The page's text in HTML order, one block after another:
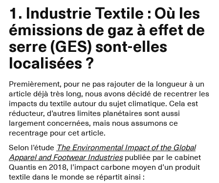
1. Industrie Textile : Où les
émissions de gaz à effet de
serre (GES) sont-elles
localisées ?
Premièrement, pour ne pas rajouter de la longueur à un
article déjà très long, nous avons décidé de recentrer les
impacts du textile autour du sujet climatique. Cela est
réducteur, d’autres limites planétaires sont aussi
largement concernées, mais nous assumons ce
recentrage pour cet article.
Selon l’étude The Environmental Impact of the Global
Apparel and Footwear Industries publiée par le cabinet
Quantis en 2018, l’impact carbone moyen d’un produit
textile dans le monde se répartit ainsi :